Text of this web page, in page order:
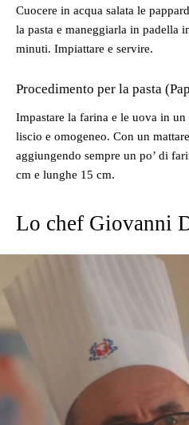
Cuocere in acqua salata le
la pasta e maneggiarla in padella
minuti. Impiattare e servire.
Procedimento per la pasta
Impastare la farina e le uova in
liscio e omogeneo. Con un
aggiungendo sempre un po’ di
cm e lunghe 15 cm.
Lo chef Giovanni